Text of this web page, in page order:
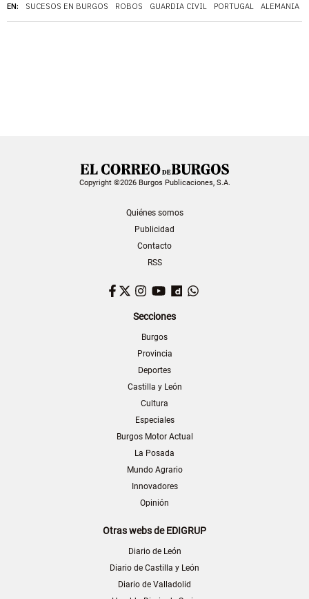
EN: SUCESOS EN BURGOS ROBOS GUARDIA CIVIL PORTUGAL ALEMANIA
Copyright ©2026 Burgos Publicaciones, S.A.
Quiénes somos
Publicidad
Contacto
RSS
Facebook
TwitterInstagram
YouTubeDailymotion
Secciones
Burgos
Provincia
Deportes
Castilla y León
Cultura
Especiales
Burgos Motor Actual
La Posada
Mundo Agrario
Innovadores
Opinión
Otras webs de EDIGRUP
Diario de León
Diario de Castilla y León
Diario de Valladolid